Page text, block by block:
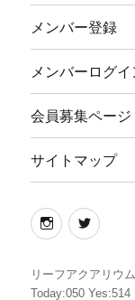
メンバー登録
メンバーログイ
会員募集ページ
サイトマップ
instagram
twitter
リーフアクアリウ
Today:050 Yes:514